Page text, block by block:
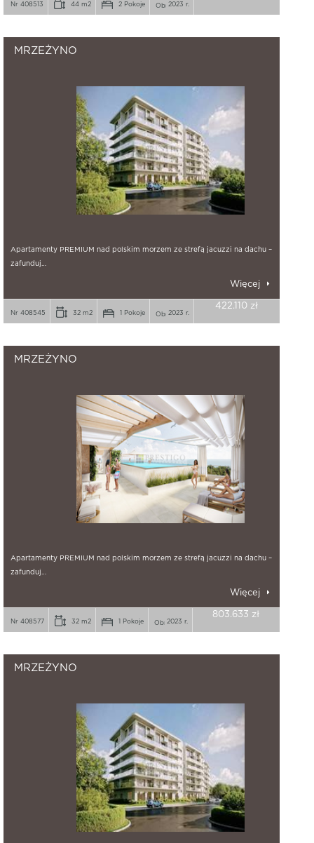
Nr 408513 44 m2 2 Pokoje 2023 r.
MRZEŻYNO
Apartamenty PREMIUM nad polskim morzem ze strefą jacuzzi na dachu –
zafunduj…
Więcej
Nr 408545 32 m2 1 Pokoje 2023 r.
422.110 zł
MRZEŻYNO
Apartamenty PREMIUM nad polskim morzem ze strefą jacuzzi na dachu –
zafunduj…
Więcej
Nr 408577 32 m2 1 Pokoje 2023 r.
803.633 zł
MRZEŻYNO